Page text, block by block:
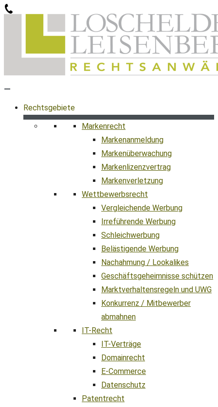
Zum
Rechtsgebiete
Markenrecht
Markenanmeldung
Markenüberwachung
Markenlizenzvertrag
Markenverletzung
Wettbewerbsrecht
Vergleichende Werbung
Irreführende Werbung
Schleichwerbung
Belästigende Werbung
Nachahmung / Lookalikes
Geschäftsgeheimnisse schützen
Marktverhaltensregeln und UWG
Konkurrenz / Mitbewerber
abmahnen
IT-Recht
IT-Verträge
Domainrecht
E-Commerce
Datenschutz
Patentrecht